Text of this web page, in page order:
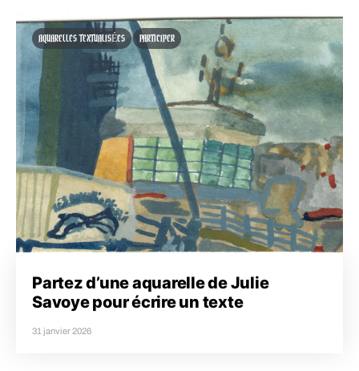
AQUARELLES TEXTUALISÉES PARTICIPER
Partez d’une aquarelle de Julie
Savoye pour écrire un texte
31 janvier 2026